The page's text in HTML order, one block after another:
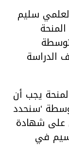
سليم
الدراسة
يجب أن
‘سنحدد
على شهادة
بالترسيم في